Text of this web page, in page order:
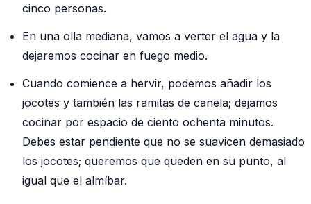
cinco personas.
En una olla mediana, vamos a verter el agua y la
dejaremos cocinar en fuego medio.
Cuando comience a hervir, podemos añadir los
jocotes y también las ramitas de canela; dejamos
cocinar por espacio de ciento ochenta minutos.
Debes estar pendiente que no se suavicen demasiado
los jocotes; queremos que queden en su punto, al
igual que el almíbar.